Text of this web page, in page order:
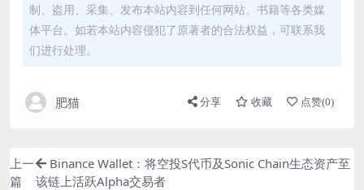
制、盗用、采集、发布本站内容到任何网站、书籍等各类媒
体平台。如若本站内容侵犯了原著者的合法权益，可联系我
们进行处理。
肥猫 分享 收藏 点赞(0)
上一
篇
Binance Wallet：将空投S代币及Sonic Chain生态资产至
该链上活跃Alpha交易者